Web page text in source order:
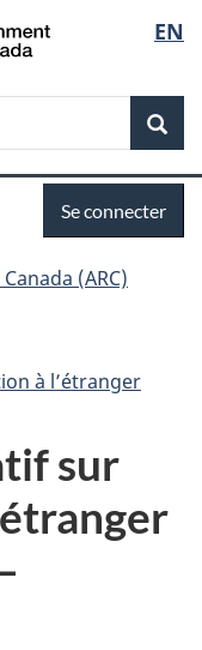
de
la
EN
Se connecter
(ARC)
à l’étranger
sur